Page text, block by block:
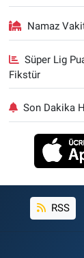
Namaz
Süper Lig
Fikstür
Son Dakika
RSS